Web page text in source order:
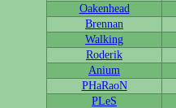
Oakenhead
Brennan
Walking
Roderik
Anium
PHaRaoN
PLeS